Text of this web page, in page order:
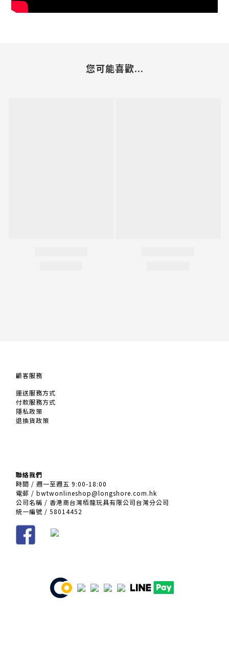
您可能喜歡...
顧客服務
運送服務方式
付款服務方式
隱私政策
退換貨政策
聯絡我們
時間 / 週一至週五 9:00-18:00
電郵 / bwtwonlineshop@longshore.com.hk
公司名稱 / 香港商台灣栢龍玩具有限公司台灣分公司
統一編號 / 58014452